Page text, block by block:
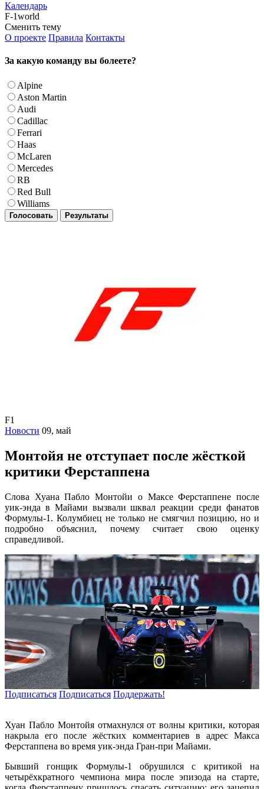
Календарь
F-1world
Сменить тему
О проекте Правила Контакты
За какую команду вы болеете?
Alpine
Aston Martin
Audi
Cadillac
Ferrari
Haas
McLaren
Mercedes
RB
Red Bull
Williams
Голосовать Результаты
F1
Новости 09, май
Монтойя не отступает после жёсткой
критики Ферстаппена
Слова Хуана Пабло Монтойи о Максе Ферстаппене после
уик-энда в Майами вызвали шквал реакции среди фанатов
Формулы-1. Колумбиец не только не смягчил позицию, но и
подробно объяснил, почему считает свою оценку
справедливой.
Подписаться Подписаться Поддержать!
Хуан Пабло Монтойя отмахнулся от волны критики, которая
накрыла его после жёстких комментариев в адрес Макса
Ферстаппена во время уик-энда Гран-при Майами.
Бывший гонщик Формулы-1 обрушился с критикой на
четырёхкратного чемпиона мира после эпизода на старте,